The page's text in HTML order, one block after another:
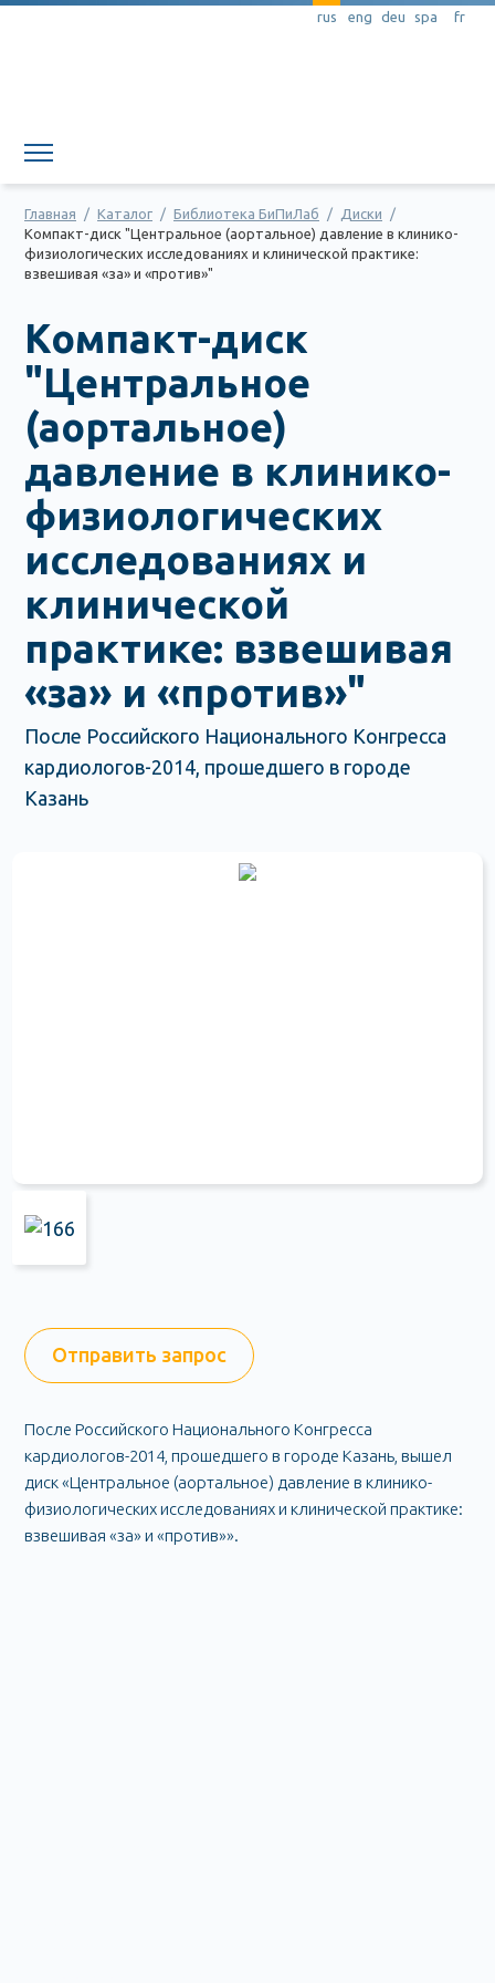
rus eng deu spa fr
Главная / Каталог / Библиотека БиПиЛаб / Диски
/
Компакт-диск "Центральное (аортальное) давление в клинико-
физиологических исследованиях и клинической практике:
взвешивая «за» и «против»"
Компакт-диск
"Центральное
(аортальное)
давление в клинико-
физиологических
исследованиях и
клинической
практике: взвешивая
«за» и «против»"
После Российского Национального Конгресса
кардиологов-2014, прошедшего в городе
Казань
Отправить запрос
После Российского Национального Конгресса
кардиологов-2014, прошедшего в городе Казань, вышел
диск «Центральное (аортальное) давление в клинико-
физиологических исследованиях и клинической практике:
взвешивая «за» и «против»».